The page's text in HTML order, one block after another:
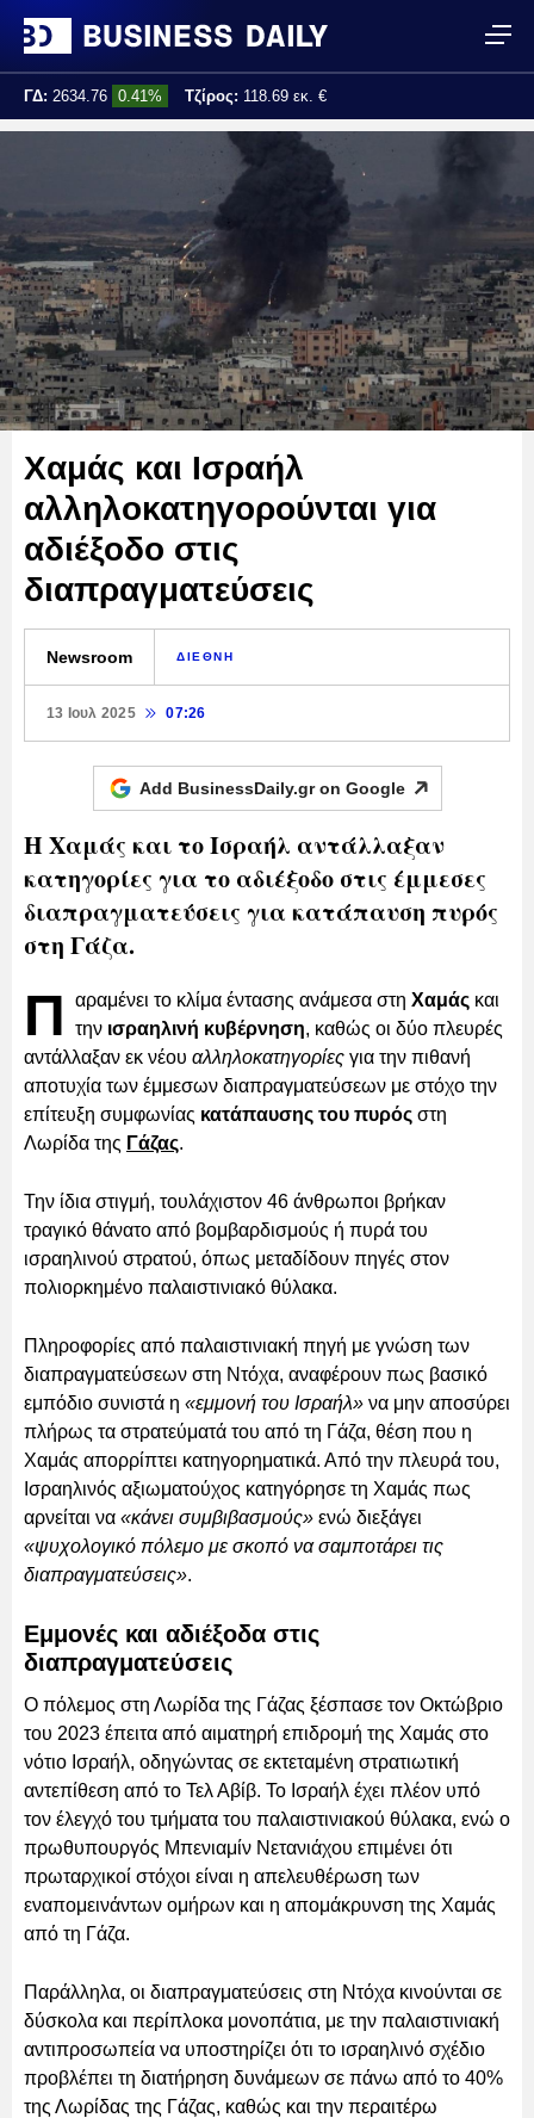
ΓΔ: 2634.76 0.41% Τζίρος: 118.69 εκ. €
Χαμάς και Ισραήλ
αλληλοκατηγορούνται για
αδιέξοδο στις
διαπραγματεύσεις
Newsroom ΔΙΕΘΝΗ
13 Ιουλ 2025 07:26
Add BusinessDaily.gr on Google
Η Χαμάς και το Ισραήλ αντάλλαξαν
κατηγορίες για το αδιέξοδο στις έμμεσες
διαπραγματεύσεις για κατάπαυση πυρός
στη Γάζα.
Π αραμένει το κλίμα έντασης ανάμεσα στη Χαμάς και
την ισραηλινή κυβέρνηση, καθώς οι δύο πλευρές
αντάλλαξαν εκ νέου αλληλοκατηγορίες για την πιθανή
αποτυχία των έμμεσων διαπραγματεύσεων με στόχο την
επίτευξη συμφωνίας κατάπαυσης του πυρός στη
Λωρίδα της Γάζας.
Την ίδια στιγμή, τουλάχιστον 46 άνθρωποι βρήκαν
τραγικό θάνατο από βομβαρδισμούς ή πυρά του
ισραηλινού στρατού, όπως μεταδίδουν πηγές στον
πολιορκημένο παλαιστινιακό θύλακα.
Πληροφορίες από παλαιστινιακή πηγή με γνώση των
διαπραγματεύσεων στη Ντόχα, αναφέρουν πως βασικό
εμπόδιο συνιστά η «εμμονή του Ισραήλ» να μην αποσύρει
πλήρως τα στρατεύματά του από τη Γάζα, θέση που η
Χαμάς απορρίπτει κατηγορηματικά. Από την πλευρά του,
Ισραηλινός αξιωματούχος κατηγόρησε τη Χαμάς πως
αρνείται να «κάνει συμβιβασμούς» ενώ διεξάγει
«ψυχολογικό πόλεμο με σκοπό να σαμποτάρει τις
διαπραγματεύσεις».
Εμμονές και αδιέξοδα στις
διαπραγματεύσεις
Ο πόλεμος στη Λωρίδα της Γάζας ξέσπασε τον Οκτώβριο
του 2023 έπειτα από αιματηρή επιδρομή της Χαμάς στο
νότιο Ισραήλ, οδηγώντας σε εκτεταμένη στρατιωτική
αντεπίθεση από το Τελ Αβίβ. Το Ισραήλ έχει πλέον υπό
τον έλεγχό του τμήματα του παλαιστινιακού θύλακα, ενώ ο
πρωθυπουργός Μπενιαμίν Νετανιάχου επιμένει ότι
πρωταρχικοί στόχοι είναι η απελευθέρωση των
εναπομεινάντων ομήρων και η απομάκρυνση της Χαμάς
από τη Γάζα.
Παράλληλα, οι διαπραγματεύσεις στη Ντόχα κινούνται σε
δύσκολα και περίπλοκα μονοπάτια, με την παλαιστινιακή
αντιπροσωπεία να υποστηρίζει ότι το ισραηλινό σχέδιο
προβλέπει τη διατήρηση δυνάμεων σε πάνω από το 40%
της Λωρίδας της Γάζας, καθώς και την περαιτέρω